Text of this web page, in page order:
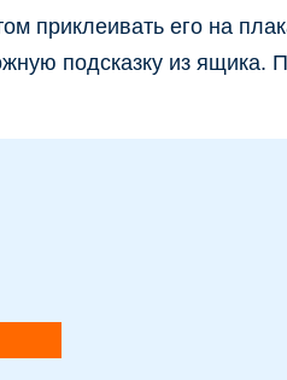
приклеивать его на
подсказку из ящика.